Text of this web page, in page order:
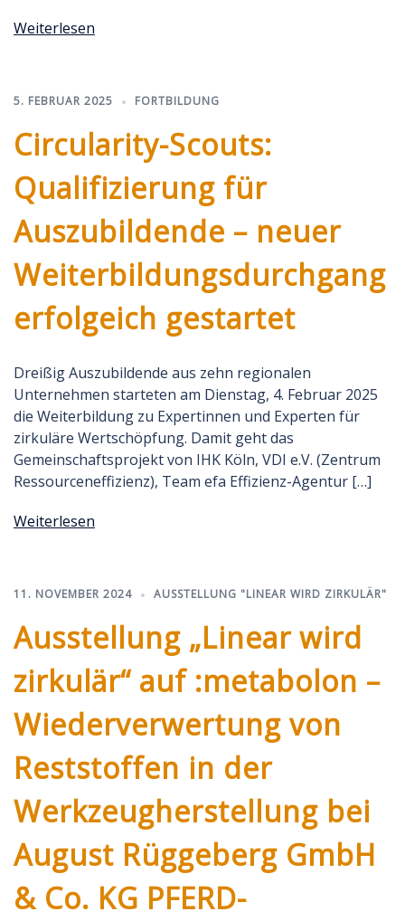
Weiterlesen
5. FEBRUAR 2025 FORTBILDUNG
Circularity-Scouts:
Qualifizierung für
Auszubildende – neuer
Weiterbildungsdurchgang
erfolgeich gestartet
Dreißig Auszubildende aus zehn regionalen
Unternehmen starteten am Dienstag, 4. Februar 2025
die Weiterbildung zu Expertinnen und Experten für
zirkuläre Wertschöpfung. Damit geht das
Gemeinschaftsprojekt von IHK Köln, VDI e.V. (Zentrum
Ressourceneffizienz), Team efa Effizienz-Agentur […]
Weiterlesen
11. NOVEMBER 2024 AUSSTELLUNG "LINEAR WIRD ZIRKULÄR"
Ausstellung „Linear wird
zirkulär“ auf :metabolon –
Wiederverwertung von
Reststoffen in der
Werkzeugherstellung bei
August Rüggeberg GmbH
& Co. KG PFERD-